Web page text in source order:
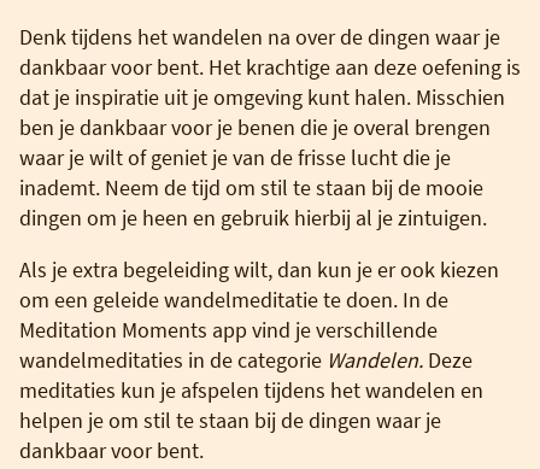
Denk tijdens het wandelen na over de dingen waar je
dankbaar voor bent. Het krachtige aan deze oefening is
dat je inspiratie uit je omgeving kunt halen. Misschien
ben je dankbaar voor je benen die je overal brengen
waar je wilt of geniet je van de frisse lucht die je
inademt. Neem de tijd om stil te staan bij de mooie
dingen om je heen en gebruik hierbij al je zintuigen.
Als je extra begeleiding wilt, dan kun je er ook kiezen
om een geleide wandelmeditatie te doen. In de
Meditation Moments app vind je verschillende
wandelmeditaties in de categorie Wandelen. Deze
meditaties kun je afspelen tijdens het wandelen en
helpen je om stil te staan bij de dingen waar je
dankbaar voor bent.